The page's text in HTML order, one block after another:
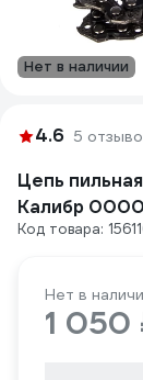
Нет в наличии
4.6 5
Цепь
Калибр
Код товара:
Нет в
1 050